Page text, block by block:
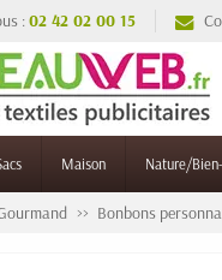
:02 42 02 00 15
Maison Nature/
Bonbons